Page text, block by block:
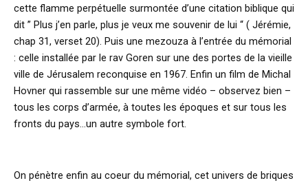
cette flamme perpétuelle surmontée d’une citation biblique qui
dit ” Plus j’en parle, plus je veux me souvenir de lui “ ( Jérémie,
chap 31, verset 20). Puis une mezouza à l’entrée du mémorial
: celle installée par le rav Goren sur une des portes de la vieille
ville de Jérusalem reconquise en 1967. Enfin un film de Michal
Hovner qui rassemble sur une même vidéo – observez bien –
tous les corps d’armée, à toutes les époques et sur tous les
fronts du pays…un autre symbole fort.
On pénètre enfin au coeur du mémorial, cet univers de briques